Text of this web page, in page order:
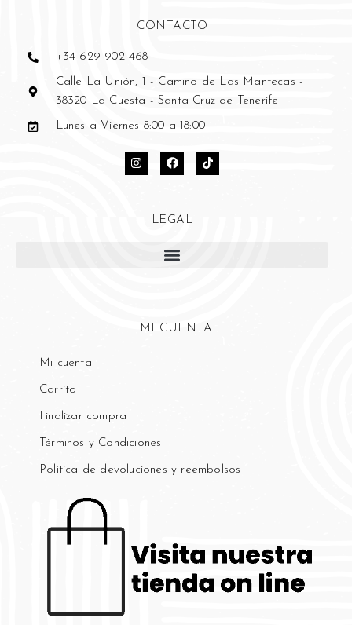
CONTACTO
+34 629 902 468
Calle La Unión, 1 - Camino de Las Mantecas -
38320 La Cuesta - Santa Cruz de Tenerife
Lunes a Viernes 8:00 a 18:00
LEGAL
MI CUENTA
Mi cuenta
Carrito
Finalizar compra
Términos y Condiciones
Política de devoluciones y reembolsos
×
cookies
Utilizamos cookies para personalizar el
contenido, los anuncios y analizar nuestro
tráfico. También compartimos información
sobre su uso de nuestro sitio con nuestros
socios de publicidad y análisis, quienes
que les haya proporcionado o que hayan